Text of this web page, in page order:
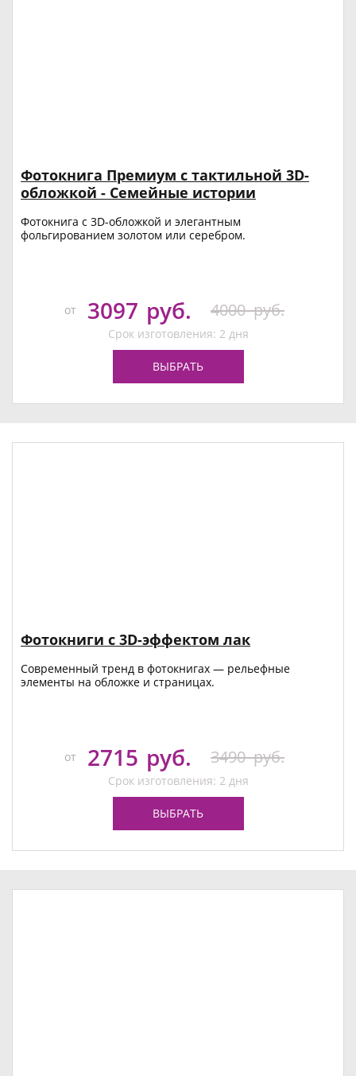
Фотокнига Премиум с тактильной 3D-
обложкой - Семейные истории
Фотокнига с 3D-обложкой и элегантным
фольгированием золотом или серебром.
от 3097 руб. 4000 руб.
Срок изготовления: 2 дня
ВЫБРАТЬ
Фотокниги с 3D-эффектом лак
Современный тренд в фотокнигах — рельефные
элементы на обложке и страницах.
от 2715 руб. 3490 руб.
Срок изготовления: 2 дня
ВЫБРАТЬ